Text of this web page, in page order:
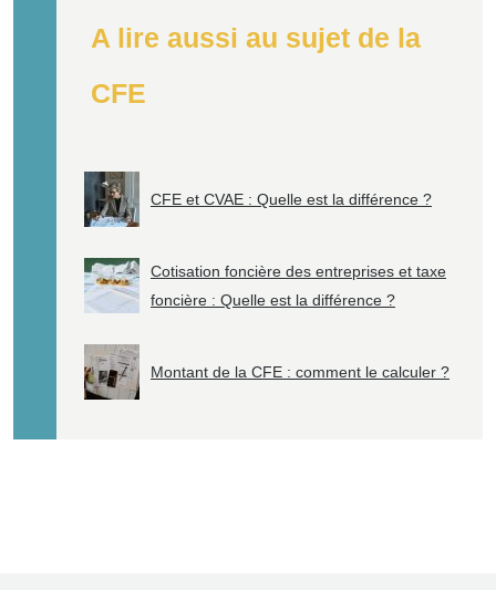
A lire aussi au sujet de la
CFE
CFE et CVAE : Quelle est la différence ?
Cotisation foncière des entreprises et taxe
foncière : Quelle est la différence ?
Montant de la CFE : comment le calculer ?